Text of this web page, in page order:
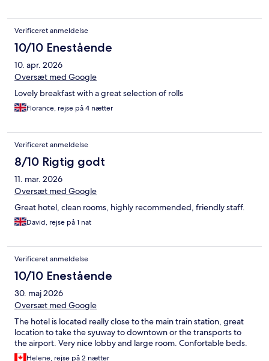
Verificeret anmeldelse
10/10 Enestående
10. apr. 2026
Oversæt med Google
Lovely breakfast with a great selection of rolls
Florance, rejse på 4 nætter
Verificeret anmeldelse
8/10 Rigtig godt
11. mar. 2026
Oversæt med Google
Great hotel, clean rooms, highly recommended, friendly staff.
David, rejse på 1 nat
Verificeret anmeldelse
10/10 Enestående
30. maj 2026
Oversæt med Google
The hotel is located really close to the main train station, great
location to take the syuway to downtown or the transports to
the airport. Very nice lobby and large room. Confortable beds.
Helene, rejse på 2 nætter